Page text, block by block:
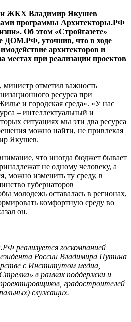
и ЖКХ Владимир Якушев
программы Архитекторы.РФ
Об этом «Стройгазете»
ДОМ.РФ, уточнив, что в ходе
архитекторов и
местах при реализации проектов
отметил важность
ресурса при
и городская среда». «У нас
– интеллектуальный и
ситуациях мы эти два ресурса
можно найти, не привлекая
Якушев.
что иногда бюджет бывает
не одному человеку, а
можно изменить ту среду, в
губернаторов
молодежь оставалась в регионах,
комфортную среду во
он.
реализуется госкомпанией
России Владимира Путина
с Институтом медиа,
в рамках поддержки и
градостроителей
служащих.